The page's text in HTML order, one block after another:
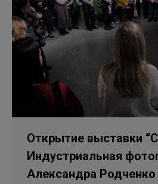
Открытие выставки
Индустриальная
Александра Родченко